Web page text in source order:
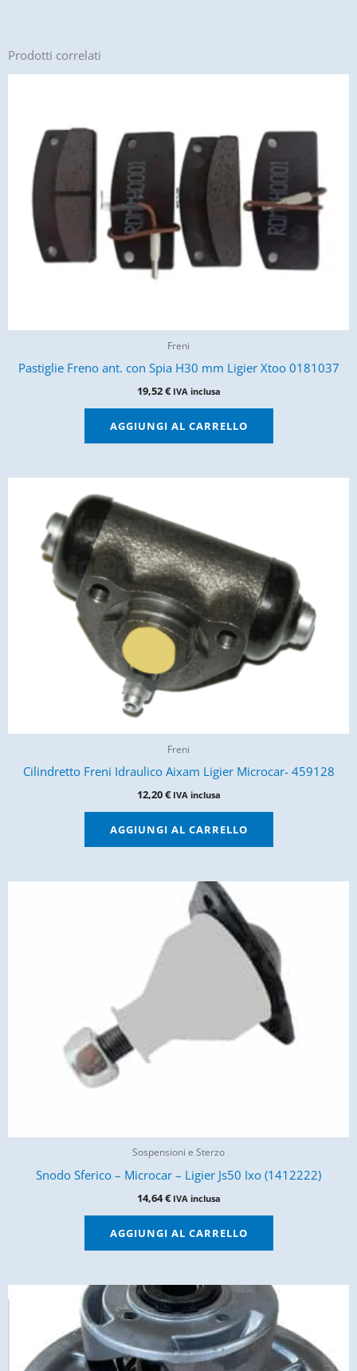
Prodotti correlati
Freni
Pastiglie Freno ant. con Spia H30 mm Ligier Xtoo 0181037
19,52€ IVA inclusa
AGGIUNGI AL CARRELLO
Freni
Cilindretto Freni Idraulico Aixam Ligier Microcar- 459128
12,20€ IVA inclusa
AGGIUNGI AL CARRELLO
Sospensioni e Sterzo
Snodo Sferico – Microcar – Ligier Js50 Ixo (1412222)
14,64€ IVA inclusa
AGGIUNGI AL CARRELLO